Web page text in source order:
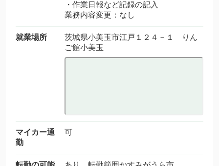
・作業日報など記録の記入
業務内容変更：なし
就業場所
茨城県小美玉市江戸１２４－１ りん
ご館小美玉
マイカー通
勤
可